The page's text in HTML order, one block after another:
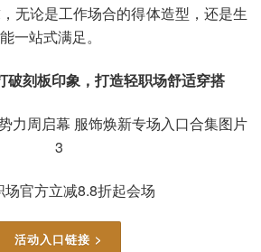
无论是工作场合的得体造型，还是生
一站式满足。
破刻板印象，打造轻职场舒适穿搭
场官方立减8.8折起会场
活动入口链接 >